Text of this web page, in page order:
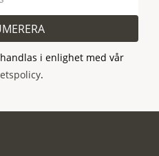
i enlighet med vår
.